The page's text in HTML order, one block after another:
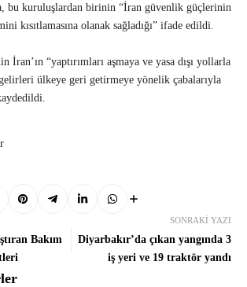
bu kuruluşlardan birinin “İran güvenlik güçlerinin
kısıtlamasına olanak sağladığı” ifade edildi.
İran’ın “yaptırımları aşmaya ve yasa dışı yollarla
ülkeye geri getirmeye yönelik çabalarıyla
Bakım
SONRAKI YAZI
Diyarbakır’da çıkan yangında 3
iş yeri ve 19 traktör yandı